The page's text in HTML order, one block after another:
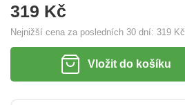
319 Kč
Nejnižší cena za posledních 30 dní: 319 Kč
Vložit do košíku